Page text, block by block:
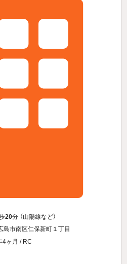
20分 （山陽線など）
島市南区仁保新町１丁目
4ヶ月 / RC